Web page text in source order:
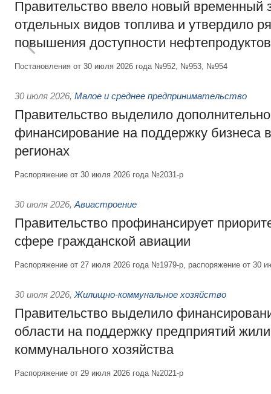
Правительство ввело новый временный
отдельных видов топлива и утвердило
повышения доступности нефтепродуктов
Постановления от 30 июля 2026 года №952, №953, №954
30 июля 2026, Малое и среднее предпринимательство
Правительство выделило
финансирование на поддержку бизнеса
регионах
Распоряжение от 30 июля 2026 года №2031-р
30 июля 2026, Авиастроение
Правительство профинансирует
сфере гражданской авиации
Распоряжение от 27 июля 2026 года №1979-р, распоряжение от 30
30 июля 2026, Жилищно-коммунальное хозяйство
Правительство выделило
области на поддержку предприятий
коммунального хозяйства
Распоряжение от 29 июля 2026 года №2021-р